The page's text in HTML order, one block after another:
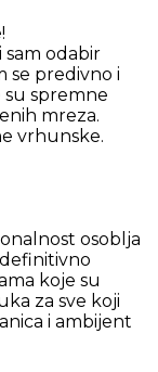
odabir
se predivno i
su spremne
mreza.
vrhunske.
osoblja
koje su
za sve koji
i ambijent